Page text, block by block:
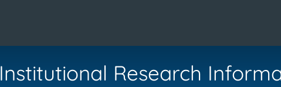
Institutional Research